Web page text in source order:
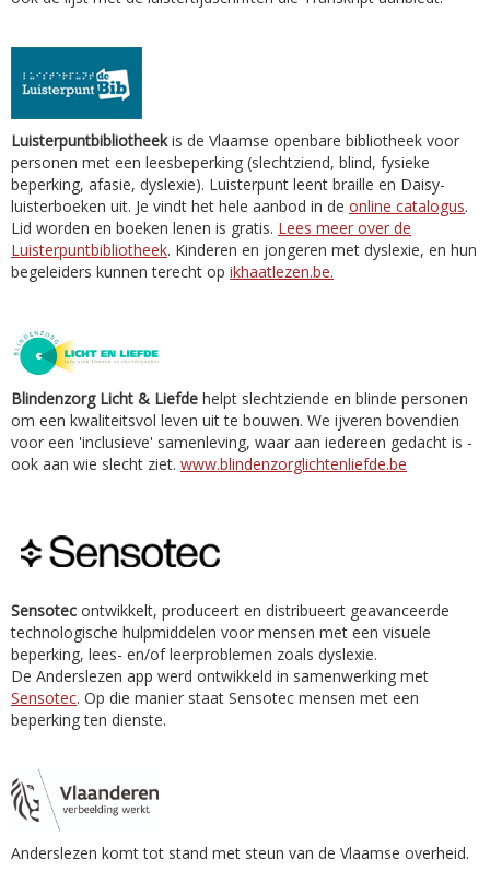
Luisterpuntbibliotheekis de Vlaamse openbare bibliotheek voor
personen met een leesbeperking (slechtziend, blind, fysieke
beperking, afasie, dyslexie). Luisterpunt leent braille en Daisy-
luisterboeken uit. Je vindt het hele aanbod in de online catalogus.
Lid worden en boeken lenen is gratis. Lees meer over de
Luisterpuntbibliotheek. Kinderen en jongeren met dyslexie, en hun
begeleiders kunnen terecht op ikhaatlezen.be.
Blindenzorg Licht & Liefde helpt slechtziende en blinde personen
om een kwaliteitsvol leven uit te bouwen. We ijveren bovendien
voor een 'inclusieve' samenleving, waar aan iedereen gedacht is -
ook aan wie slecht ziet. www.blindenzorglichtenliefde.be
Sensotec ontwikkelt, produceert en distribueert geavanceerde
technologische hulpmiddelen voor mensen met een visuele
beperking, lees- en/of leerproblemen zoals dyslexie.
De Anderslezen app werd ontwikkeld in samenwerking met
Sensotec. Op die manier staat Sensotec mensen met een
beperking ten dienste.
Anderslezen komt tot stand met steun van de Vlaamse overheid.